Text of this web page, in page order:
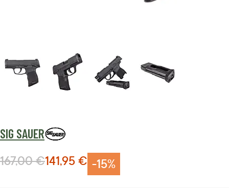
SIG SAUER
-15%
Prix Spécial
141,95 €
Prix normal
167,00 €